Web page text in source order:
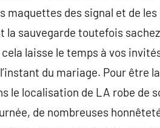
maquettes des signal et de
la sauvegarde toutefois
laisse le temps à vos
du mariage. Pour être
le localisation de LA robe de
de nombreuses